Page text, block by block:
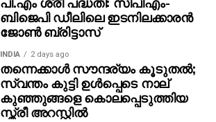
ബിജെപി ഡീലിലെ ഇടനിലക്കാരന്‍
ജോണ്‍ ബ്രിട്ടാസ്‌
INDIA 2 days ago
തന്നെക്കാള്‍ സൗന്ദര്യം കൂടുതല്‍;
സ്വന്തം കുട്ടി ഉള്‍പ്പെടെ നാല്
കുഞ്ഞുങ്ങളെ കൊലപ്പെടുത്തിയ
സ്ത്രീ അറസ്റ്റില്‍